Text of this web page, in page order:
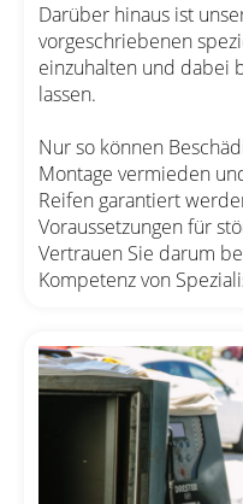
Darüber hinaus ist
vorgeschriebenen
einzuhalten und dabei
lassen.
Nur so können
Montage vermieden
Reifen garantiert
Voraussetzungen für
Vertrauen Sie darum
Kompetenz von